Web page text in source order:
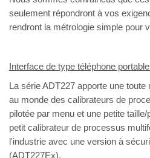
seulement répondront à vos
rendront la métrologie simple pour
Interface de type téléphone
La série ADT227 apporte une
au monde des calibrateurs de
pilotée par menu et une petite
petit calibrateur de processus
l'industrie avec une version à
(ADT227Ex).